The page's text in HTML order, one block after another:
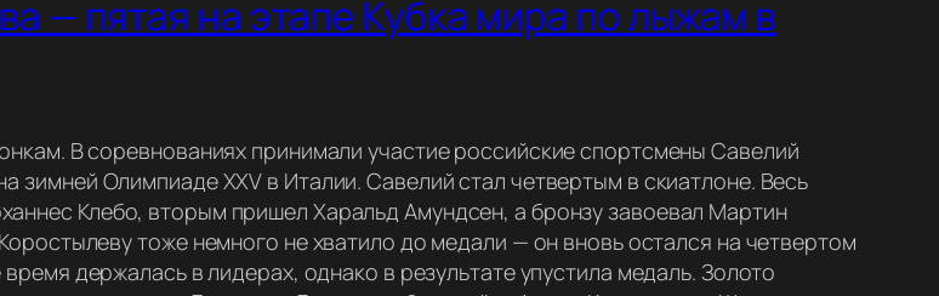
— пятая на этапе Кубка мира по лыжам в
В соревнованиях принимали участие российские спортсмены Савелий
зимней Олимпиаде XXV в Италии. Савелий стал четвертым в скиатлоне. Весь
Клебо, вторым пришел Харальд Амундсен, а бронзу завоевал Мартин
тоже немного не хватило до медали — он вновь остался на четвертом
держалась в лидерах, однако в результате упустила медаль. Золото